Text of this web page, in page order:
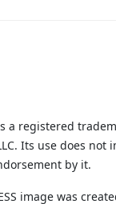
a registered
Its use does not
by it.
image was